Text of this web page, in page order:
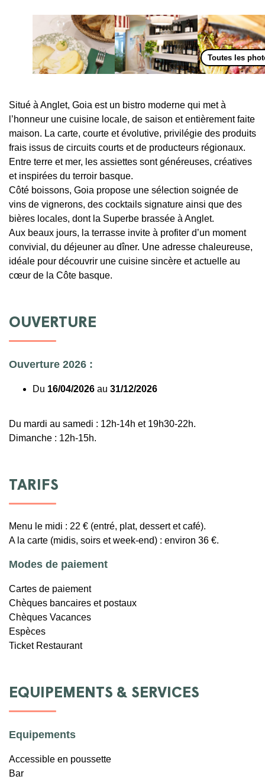
Toutes les
Situé à Anglet, Goia est un bistro moderne qui met à
l’honneur une cuisine locale, de saison et entièrement faite
maison. La carte, courte et évolutive, privilégie des produits
frais issus de circuits courts et de producteurs régionaux.
Entre terre et mer, les assiettes sont généreuses, créatives
et inspirées du terroir basque.
Côté boissons, Goia propose une sélection soignée de
vins de vignerons, des cocktails signature ainsi que des
bières locales, dont la Superbe brassée à Anglet.
Aux beaux jours, la terrasse invite à profiter d’un moment
convivial, du déjeuner au dîner. Une adresse chaleureuse,
idéale pour découvrir une cuisine sincère et actuelle au
cœur de la Côte basque.
OUVERTURE
Ouverture 2026 :
Du 16/04/2026 au 31/12/2026
Du mardi au samedi : 12h-14h et 19h30-22h.
Dimanche : 12h-15h.
TARIFS
Menu le midi : 22 € (entré, plat, dessert et café).
A la carte (midis, soirs et week-end) : environ 36 €.
Modes de paiement
Cartes de paiement
Chèques bancaires et postaux
Chèques Vacances
Espèces
Ticket Restaurant
EQUIPEMENTS & SERVICES
Equipements
Accessible en poussette
Bar